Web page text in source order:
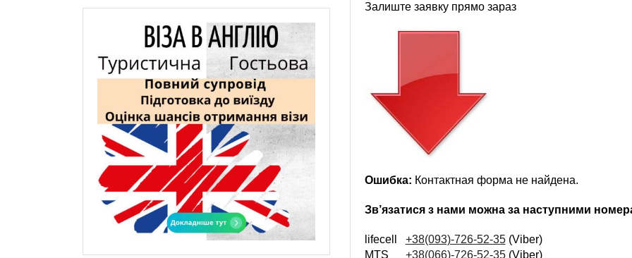
Залиште заявку прямо зараз
Ошибка: Контактная форма не найдена.
Зв’язатися з нами можна за наступними
lifecell +38(093)-726-52-35(Viber)
MTS +38(066)-726-52-35(Viber)